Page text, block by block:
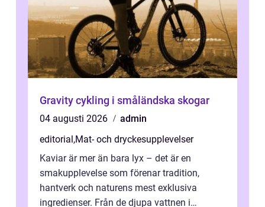
Gravity cykling i småländska skogar
04 augusti 2026
admin
editorial,Mat- och dryckesupplevelser
Kaviar är mer än bara lyx – det är en
smakupplevelse som förenar tradition,
hantverk och naturens mest exklusiva
ingredienser. Från de djupa vattnen i